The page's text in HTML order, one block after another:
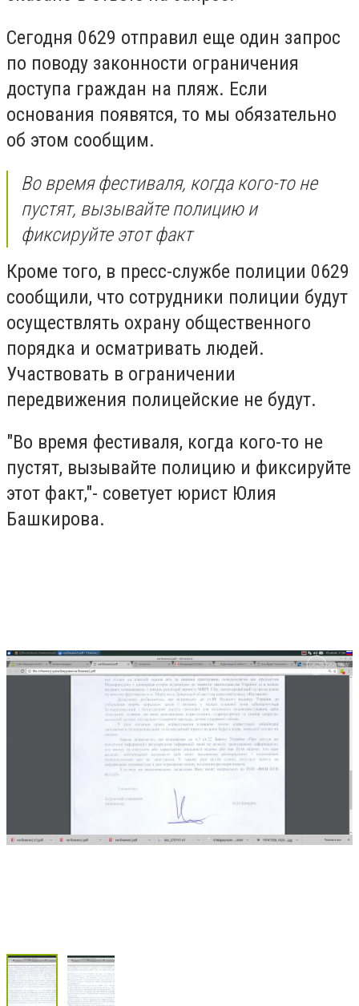
Сегодня 0629 отправил еще один запрос
по поводу законности ограничения
доступа граждан на пляж. Если
основания появятся, то мы обязательно
об этом сообщим.
Во время фестиваля, когда кого-то не
пустят, вызывайте полицию и
фиксируйте этот факт
Кроме того, в пресс-службе полиции 0629
сообщили, что сотрудники полиции будут
осуществлять охрану общественного
порядка и осматривать людей.
Участвовать в ограничении
передвижения полицейские не будут.
"Во время фестиваля, когда кого-то не
пустят, вызывайте полицию и фиксируйте
этот факт,"- советует юрист Юлия
Башкирова.